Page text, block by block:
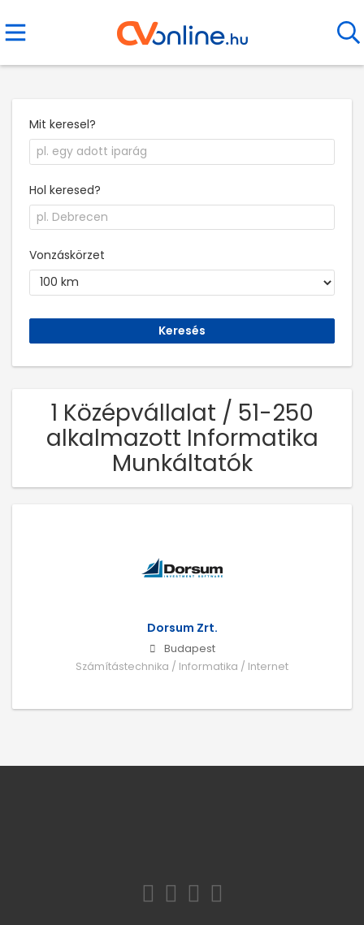
Mit keresel?
Hol keresed?
Vonzáskörzet
1 Középvállalat / 51-250
alkalmazott Informatika
Munkáltatók
Dorsum Zrt.
Budapest
Számítástechnika / Informatika / Internet